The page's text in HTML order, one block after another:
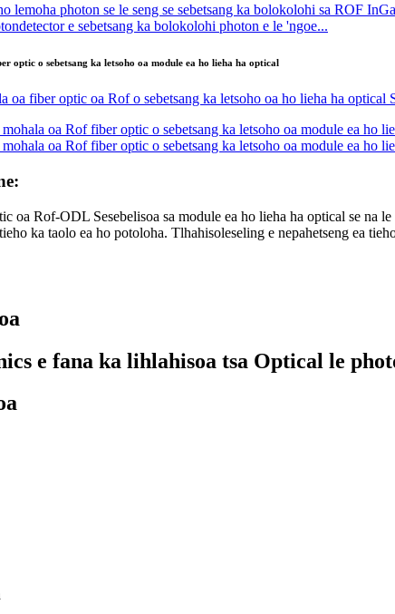
e sebetsang ka bolokolohi photon e le 'ngoe...
optic o sebetsang ka letsoho oa module ea ho lieha ha optical
oa Rof-ODL Sesebelisoa sa module ea ho lieha ha optical se na
ka taolo ea ho potoloha. Tlhahisoleseling e nepahetseng ea
e fana ka lihlahisoa tsa Optical le